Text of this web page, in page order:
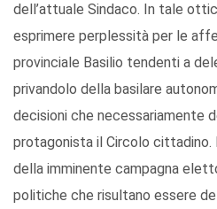
dell’attuale Sindaco. In tale
esprimere perplessità per le
provinciale Basilio tendenti a
privandolo della basilare
decisioni che necessariamente
protagonista il Circolo cittadino.
della imminente campagna
politiche che risultano essere